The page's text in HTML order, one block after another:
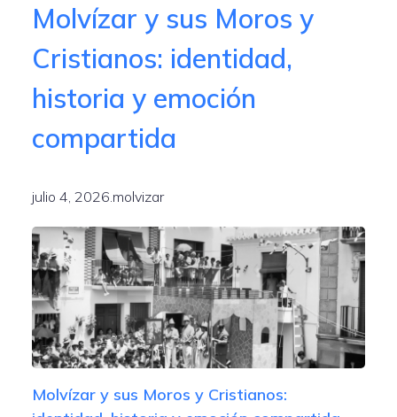
Molvízar y sus Moros y
Cristianos: identidad,
historia y emoción
compartida
julio 4, 2026 molvizar
Molvízar y sus Moros y Cristianos: